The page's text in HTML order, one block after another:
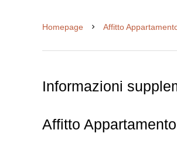
Homepage Affitto
Informazioni
Affitto